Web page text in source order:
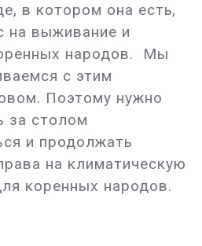
в котором она есть,
на выживание и
народов. Мы
с этим
Поэтому нужно
за столом
и продолжать
на климатическую
коренных народов.